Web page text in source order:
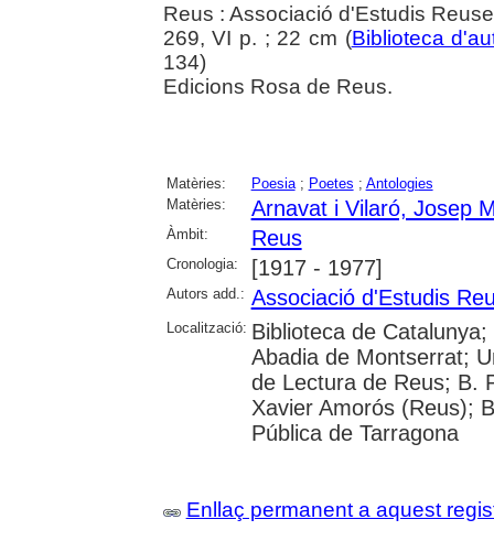
Reus : Associació d'Estudis
269, VI p. ; 22 cm (Biblioteca
134)
Edicions Rosa de Reus.
Matèries: Poesia; Poetes ; Antologies
Matèries:
Arnavat i Vilaró, Josep
Àmbit: Reus
Cronologia: [1917 - 1977]
Autors add.: Associació d'Estudis
Localització: Biblioteca de
Abadia de Montserrat;
de Lectura de Reus; B.
Xavier Amorós (Reus);
Pública de Tarragona
Enllaç permanent a aquest